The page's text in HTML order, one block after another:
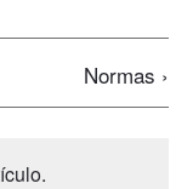
Normas ›